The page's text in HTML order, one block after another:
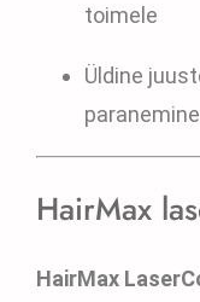
toimele
Üldine
paranemine
HairMax
HairMax